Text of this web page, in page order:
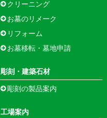
クリーニング
お墓のリメーク
リフォーム
お墓移転・墓地申請
彫刻・建築石材
彫刻の製品案内
工場案内